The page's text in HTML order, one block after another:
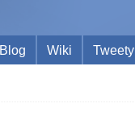
Blog Wiki Tweety